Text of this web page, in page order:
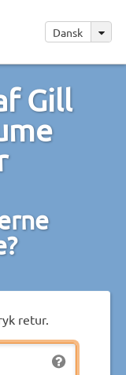
Dansk
Gill
retur.